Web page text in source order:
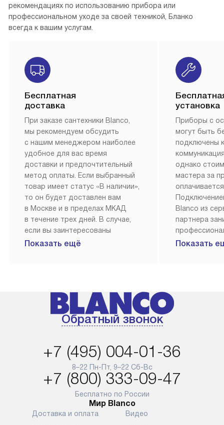
рекомендациях по использованию прибора или
профессиональном уходе за своей техникой, Бланко
всегда к вашим услугам.
Бесплатная
доставка
При заказе сантехники Blanco,
мы рекомендуем обсудить
с нашим менеджером наиболее
удобное для вас время
доставки и предпочтительный
метод оплаты. Если выбранный
товар имеет статус «В наличии»,
то он будет доставлен вам
в Москве и в пределах МКАД
в течение трех дней. В случае,
если вы заинтересованы
в товаре, который доступен
с особым лейблом
доставляются бесплатно
по Москве в пределах МКАД,
Для доставки в другие регионы
мы используем услуги
транспортной компании.
Уточняйте все условия доставки
у нашего менеджера при
оформлении заказа.
Показать ещё
установка
Приборы с
могут быть
подключены
однако
мастера за
Blanco из
партнера
Наш сервис
и
Показать
Обратный звонок
+7 (495) 004-01-36
8–22 Пн-Пт, 9–22 Сб-Вс
+7 (800) 333-09-47
Бесплатно по России
Мир Blanco
Доставка и оплата
Видео